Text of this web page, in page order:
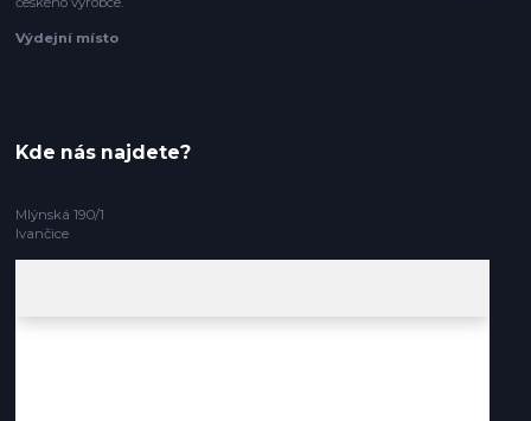
Výdejní místo
Kde nás najdete?
Mlýnská 190/1
Ivančice